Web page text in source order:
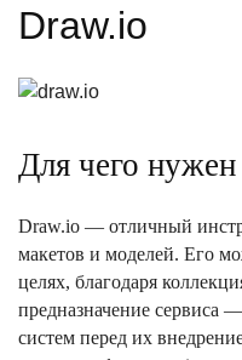
Draw.io
Для чего нужен
Draw.io — отличный
макетов и моделей. Его
целях, благодаря
предназначение сервиса
систем перед их